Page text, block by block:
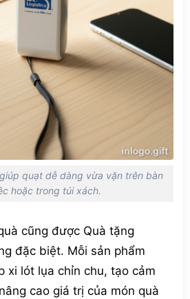
quạt dễ dàng vừa vặn trên bàn
hoặc trong túi xách.
cũng được Quà tặng
đặc biệt. Mỗi sản phẩm
xi lót lụa chỉn chu, tạo cảm
cao giá trị của món quà